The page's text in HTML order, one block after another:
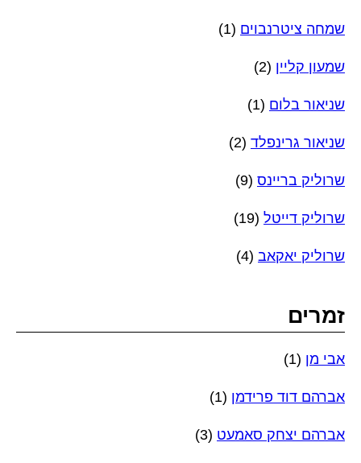
שמחה ציטרנבוים (1)
שמעון קליין (2)
שניאור בלום (1)
שניאור גרינפלד (2)
שרוליק בריינס (9)
שרוליק דייטל (19)
שרוליק יאקאב (4)
זמרים
אבי מן (1)
אברהם דוד פרידמן (1)
אברהם יצחק סאמעט (3)